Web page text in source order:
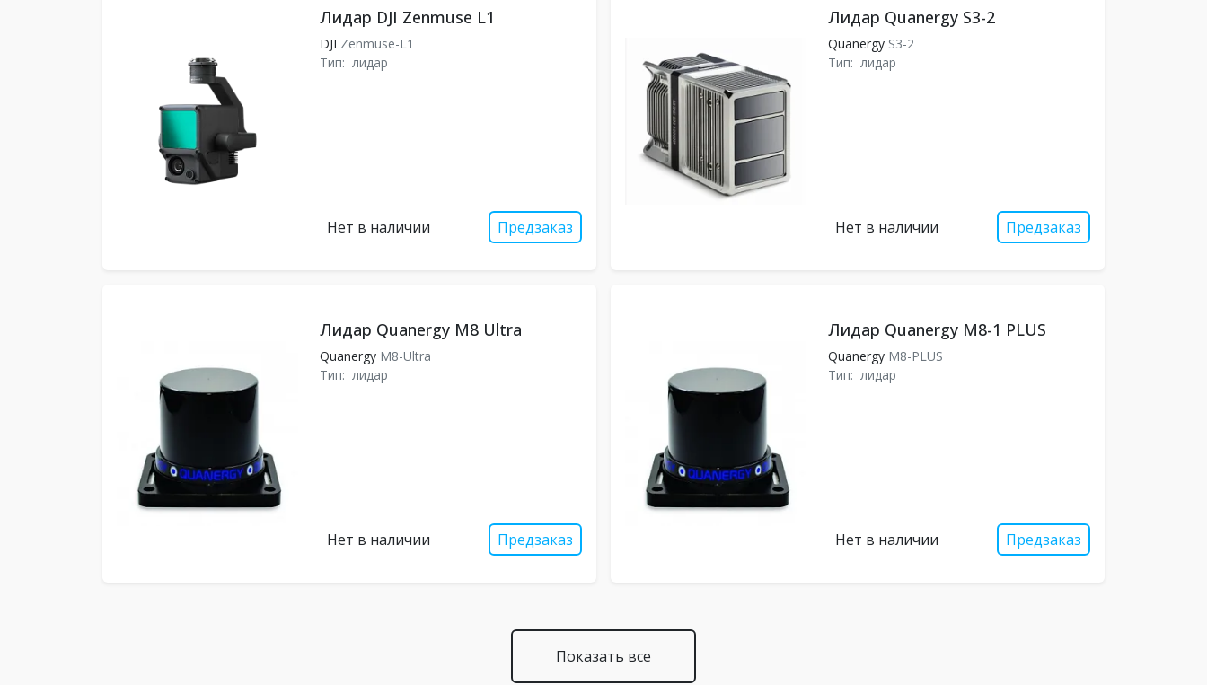
Лидар DJI Zenmuse L1
DJI Zenmuse-L1
Тип: лидар
Нет в наличии Предзаказ
Лидар Quanergy S3-2
QuanergyS3-2
Тип: лидар
Нет в наличии Предзаказ
Лидар Quanergy M8 Ultra
QuanergyM8-Ultra
Тип: лидар
Нет в наличии Предзаказ
Лидар Quanergy M8-1 PLUS
QuanergyM8-PLUS
Тип: лидар
Нет в наличии Предзаказ
Показать все